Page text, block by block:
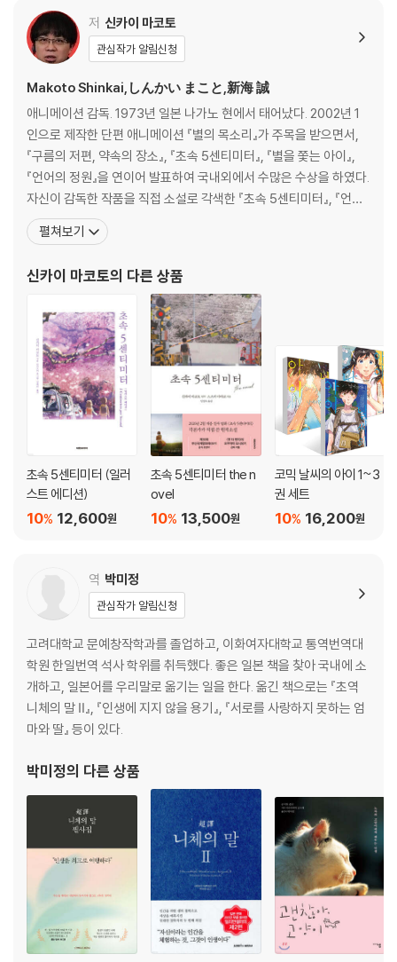
저 신카이 마코토
관심작가 알림신청
Makoto Shinkai,しんかい まこと,新海 誠
애니메이션 감독. 1973년 일본 나가노 현에서 태어났다. 2002년 1
인으로 제작한 단편 애니메이션 『별의 목소리』가 주목을 받으면서,
『구름의 저편, 약속의 장소』, 『초속 5센티미터』, 『별을 쫓는 아이』,
『언어의 정원』을 연이어 발표하여 국내외에서 수많은 수상을 하였다.
자신이 감독한 작품을 직접 소설로 각색한 『초속 5센티미터』, 『언어
의 정원』도 높은 평가를 받고 있다. 2016년 발표한 『너의 이름은』은
일본에서는 물론, 한국을 비롯한 전 세계에서 큰 인기를 모았다. 원작
서들이 다수 발행되었
펼쳐보기
신카이 마코토의 다른 상품
초속 5센티미터 (일러
스트 에디션)
12,600원
10%
초속 5센티미터 the n
ovel
13,500원
10%
코믹 날씨의 아이 1~3
권 세트
16,200원
10%
역 박미정
관심작가 알림신청
고려대학교 문예창작학과를 졸업하고, 이화여자대학교 통역번역대
학원 한일번역 석사 학위를 취득했다. 좋은 일본 책을 찾아 국내에 소
개하고, 일본어를 우리말로 옮기는 일을 한다. 옮긴 책으로는 『초역
니체의 말 Ⅱ』, 『인생에 지지 않을 용기』, 『서로를 사랑하지 못하는 엄
마와 딸』 등이 있다.
박미정의 다른 상품